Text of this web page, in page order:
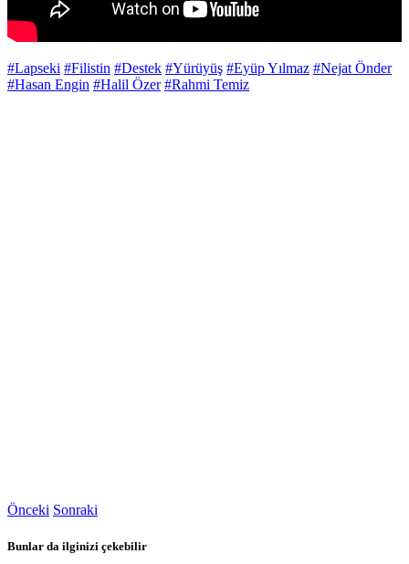
#Lapseki #Filistin #Destek #Yürüyüş #Eyüp Yılmaz #Nejat Önder
#Hasan Engin #Halil Özer #Rahmi Temiz
Önceki Sonraki
Bunlar da ilginizi çekebilir